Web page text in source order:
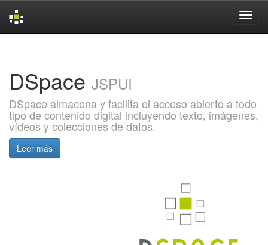
DSpace JSPUI
DSpace almacena y facilita el acceso abierto a todo
tipo de contenido digital incluyendo texto, imágenes,
vídeos y colecciones de datos.
Leer más